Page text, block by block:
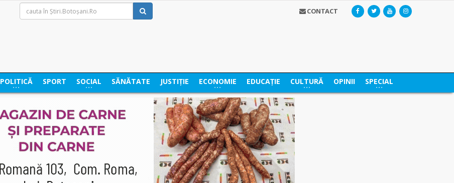
CONTACT
POLITICĂ SPORT SOCIAL SĂNĂTATE JUSTIȚIE ECONOMIE EDUCAȚIE CULTURĂ OPINII SPECIAL